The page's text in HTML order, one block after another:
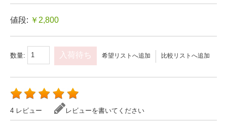
値段: ￥2,800
数量: 入荷待ち 希望リストへ追加 比較リストへ追加
4 レビュー レビューを書いてください